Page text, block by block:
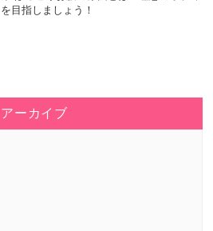
を目指しましょう！
アーカイブ